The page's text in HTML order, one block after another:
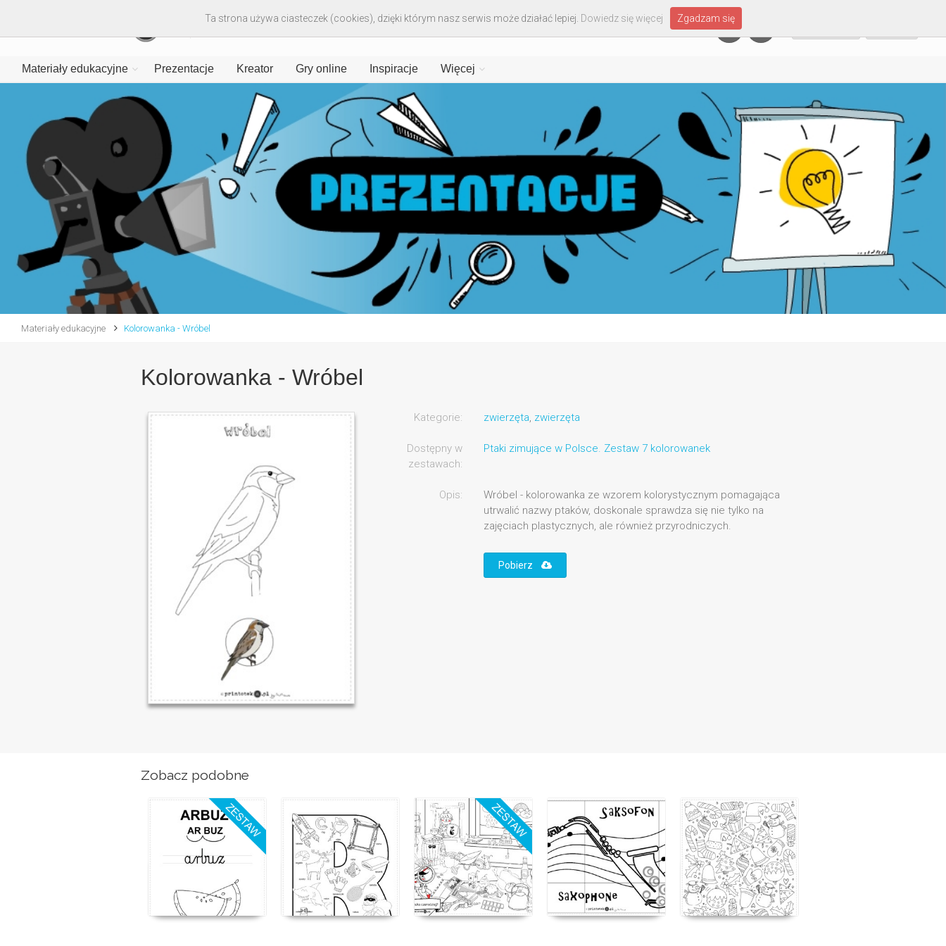
Materiały edukacyjne Prezentacje Kreator Gry online Inspiracje Więcej
Materiały edukacyjne Kolorowanka - Wróbel
Kolorowanka - Wróbel
Kategorie: zwierzęta, zwierzęta
Dostępny w
zestawach:
Ptaki zimujące w Polsce. Zestaw 7 kolorowanek
Opis:
Wróbel - kolorowanka ze wzorem kolorystycznym pomagająca
utrwalić nazwy ptaków, doskonale sprawdza się nie tylko na
zajęciach plastycznych, ale również przyrodniczych.
Pobierz
Zobacz podobne
Ta strona używa ciasteczek (cookies), dzięki którym nasz serwis może działać lepiej. Dowiedz się więcej Zgadzam się